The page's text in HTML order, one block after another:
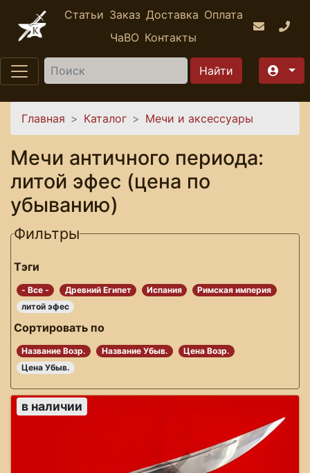
Перейти к основному содержанию
Статьи Заказ Доставка Оплата
ЧаВО Контакты
Найти
Вы здесь
Главная Каталог Мечи и аксессуары
Мечи античного периода:
литой эфес (цена по
убыванию)
Фильтры
Тэги
- Все - Древний Египет Испания
Римская империя
литой эфес
Сортировать по
Название Возр. Название Убыв.
Цена Возр.
Цена Убыв.
в наличии